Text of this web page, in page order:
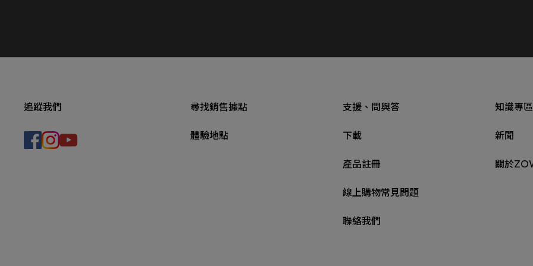
追蹤我們 尋找銷售據點
體驗地點
支援、問與答
下載
產品註冊
線上購物常見問題
聯絡我們
知識專區
新聞
關於